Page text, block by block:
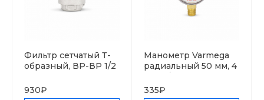
Фильтр сетчатый Т-
образный, ВР-ВР 1/2
930₽
Манометр Varmega
радиальный 50 мм, 4
предела
335₽